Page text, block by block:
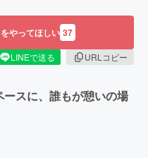
やってほしい 37
LINEで送る
URLコピー
スに、誰もが憩いの場